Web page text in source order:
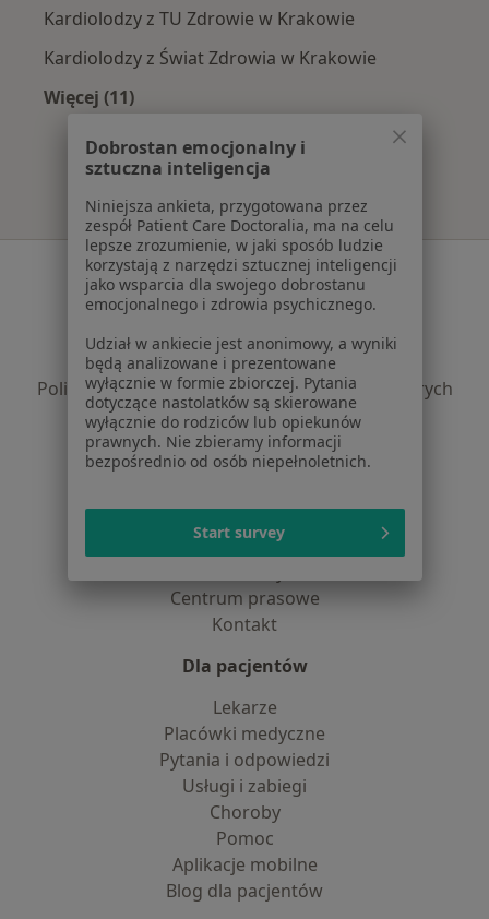
Kardiolodzy z TU Zdrowie w Krakowie
Kardiolodzy z Świat Zdrowia w Krakowie
Więcej (11)
Serwis
Regulamin
Polityka prywatności pacjentów
Polityka prywatności profesjonalistów
Polityka prywatności dla profesjonalistów, których
dane pozyskaliśmy samodzielnie
Polityka cookies
Jak działają wyniki wyszukiwania
Praca
Rekrutujemy!
Centrum prasowe
Kontakt
Dla pacjentów
Lekarze
Placówki medyczne
Pytania i odpowiedzi
Usługi i zabiegi
Choroby
Pomoc
Aplikacje mobilne
Blog dla pacjentów
Dobrostan emocjonalny i
sztuczna inteligencja
Niniejsza ankieta, przygotowana przez
zespół Patient Care Doctoralia, ma na celu
lepsze zrozumienie, w jaki sposób ludzie
korzystają z narzędzi sztucznej inteligencji
jako wsparcia dla swojego dobrostanu
emocjonalnego i zdrowia psychicznego.
Udział w ankiecie jest anonimowy, a wyniki
będą analizowane i prezentowane
wyłącznie w formie zbiorczej. Pytania
dotyczące nastolatków są skierowane
wyłącznie do rodziców lub opiekunów
prawnych. Nie zbieramy informacji
bezpośrednio od osób niepełnoletnich.
Start survey